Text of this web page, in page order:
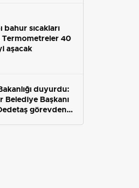
bahur sıcakları
40
aşacak
duyurdu:
Belediye Başkanı
görevden